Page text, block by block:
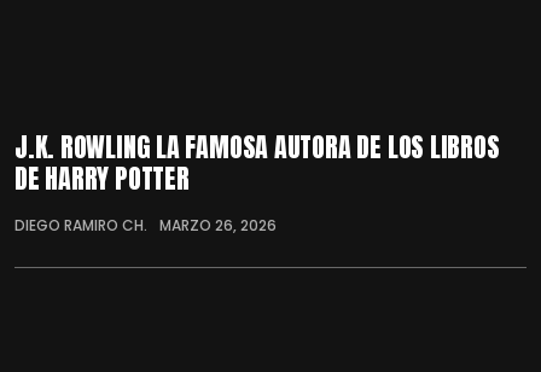
J.K. ROWLING LA FAMOSA AUTORA DE LOS LIBROS
DE HARRY POTTER
DIEGO RAMIRO CH. MARZO 26, 2026